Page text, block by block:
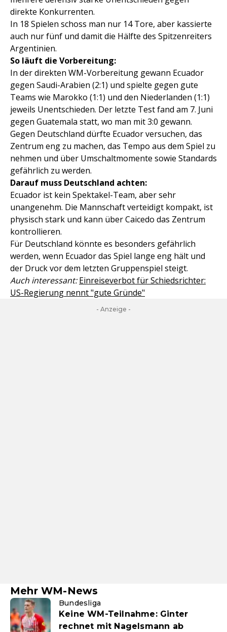
direkte Konkurrenten.
In 18 Spielen schoss man nur 14 Tore, aber kassierte
auch nur fünf und damit die Hälfte des Spitzenreiters
Argentinien.
So läuft die Vorbereitung:
In der direkten WM-Vorbereitung gewann Ecuador
gegen Saudi-Arabien (2:1) und spielte gegen gute
Teams wie Marokko (1:1) und den Niederlanden (1:1)
jeweils Unentschieden. Der letzte Test fand am 7. Juni
gegen Guatemala statt, wo man mit 3:0 gewann.
Gegen Deutschland dürfte Ecuador versuchen, das
Zentrum eng zu machen, das Tempo aus dem Spiel zu
nehmen und über Umschaltmomente sowie Standards
gefährlich zu werden.
Darauf muss Deutschland achten:
Ecuador ist kein Spektakel-Team, aber sehr
unangenehm. Die Mannschaft verteidigt kompakt, ist
physisch stark und kann über Caicedo das Zentrum
kontrollieren.
Für Deutschland könnte es besonders gefährlich
werden, wenn Ecuador das Spiel lange eng hält und
der Druck vor dem letzten Gruppenspiel steigt.
Auch interessant: Einreiseverbot für Schiedsrichter:
US-Regierung nennt "gute Gründe"
- Anzeige -
Mehr WM-News
Bundesliga
Keine WM-Teilnahme: Ginter
rechnet mit Nagelsmann ab